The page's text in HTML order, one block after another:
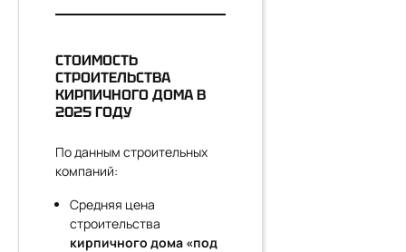
СТОИМОСТЬ
СТРОИТЕЛЬСТВА
КИРПИЧНОГО ДОМА В
2025 ГОДУ
По данным строительных
компаний:
Средняя цена
строительства
кирпичного дома «под